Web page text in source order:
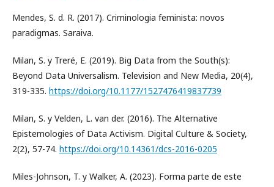
Mendes, S. d. R. (2017). Criminologia feminista: novos
paradigmas. Saraiva.
Milan, S. y Treré, E. (2019). Big Data from the South(s):
Beyond Data Universalism. Television and New Media, 20(4),
319-335. https://doi.org/10.1177/1527476419837739
Milan, S. y Velden, L. van der. (2016). The Alternative
Epistemologies of Data Activism. Digital Culture & Society,
2(2), 57-74. https://doi.org/10.14361/dcs-2016-0205
Miles-Johnson, T. y Walker, A. (2023). Forma parte de este